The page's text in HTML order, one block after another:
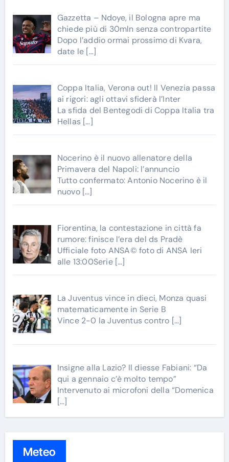
Gazzetta – Ndoye, il Bologna apre ma
chiede più di 30mln senza contropartite
Dopo l’addio ormai prossimo di Kvara,
date le […]
Coppa Italia, Verona out! Il Venezia passa
ai rigori: agli ottavi sfiderà l’Inter
La sfida del Bentegodi di Coppa Italia tra
Hellas […]
Nocerino è il nuovo allenatore della
Primavera del Napoli: l’annuncio
Tutto confermato: Antonio Nocerino è il
nuovo […]
Fiorentina, la contestazione in città fa
rumore: finisce l’era del ds Pradè
Ufficiale foto ANSA© foto di ANSA Ieri
alle 13:00Serie […]
La Juventus vince in dieci, Monza quasi
matematicamente in Serie B
Vince 2-0 la Juventus contro […]
Insigne alla Lazio? Il diesse Fabiani: “Da
qui a gennaio c’è molto tempo”
Intervenuto ai microfoni della “Domenica
[…]
Meteo